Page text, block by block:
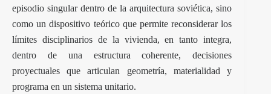
episodio singular dentro de la arquitectura soviética, sino
como un dispositivo teórico que permite reconsiderar los
límites disciplinarios de la vivienda, en tanto integra,
dentro de una estructura coherente, decisiones
proyectuales que articulan geometría, materialidad y
programa en un sistema unitario.